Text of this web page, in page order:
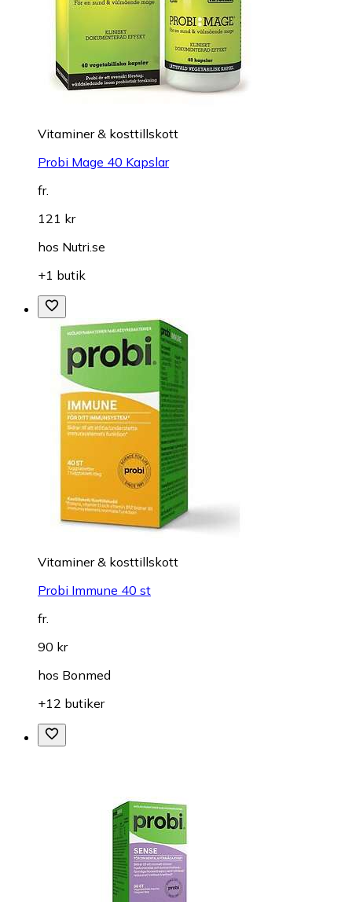
Vitaminer & kosttillskott
Probi Mage 40 Kapslar
fr.
121 kr
hos Nutri.se
+1 butik
Vitaminer & kosttillskott
Probi Immune 40 st
fr.
90 kr
hos Bonmed
+12 butiker